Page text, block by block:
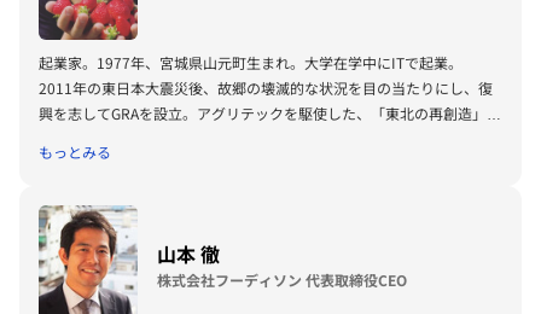
起業家。1977年、宮城県山元町生まれ。大学在学中にITで起業。
2011年の東日本大震災後、故郷の壊滅的な状況を目の当たりにし、復
興を志してGRAを設立。アグリテックを駆使した、「東北の再創造」を
従来の農業ビジネスに変革をもたらし、一粒1000円の「ミガキイチ
『99%の絶望の中に「1%のチャンス」は実る』（ダイヤモンド社）、
『絶対にギブアップしたくない人のための成功する農業』（朝日新聞出
版）などがある。
もっとみる
山本 徹
株式会社フーディソン 代表取締役CEO